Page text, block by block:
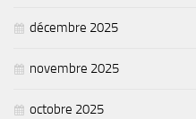
décembre 2025
novembre 2025
octobre 2025